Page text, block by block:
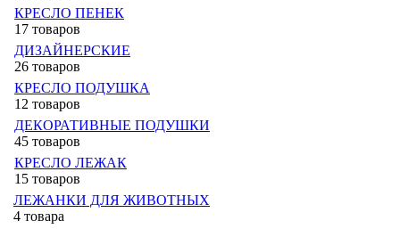
КРЕСЛО ПЕНЕК
17 товаров
ДИЗАЙНЕРСКИЕ
26 товаров
КРЕСЛО ПОДУШКА
12 товаров
ДЕКОРАТИВНЫЕ ПОДУШКИ
45 товаров
КРЕСЛО ЛЕЖАК
15 товаров
ЛЕЖАНКИ ДЛЯ ЖИВОТНЫХ
4 товара